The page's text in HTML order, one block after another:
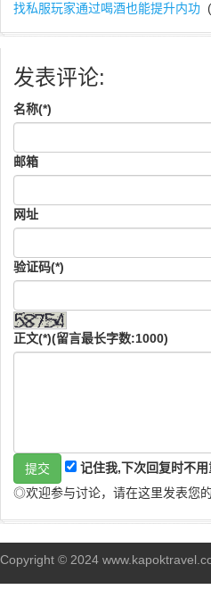
找私服玩家通过喝酒也能提升内功
发表评论:
名称(*)
邮箱
网址
验证码(*)
正文(*)(留言最长字数:1000)
记住我,下次回复时不
◎欢迎参与讨论，请在这里发表您
Copyright © 2024